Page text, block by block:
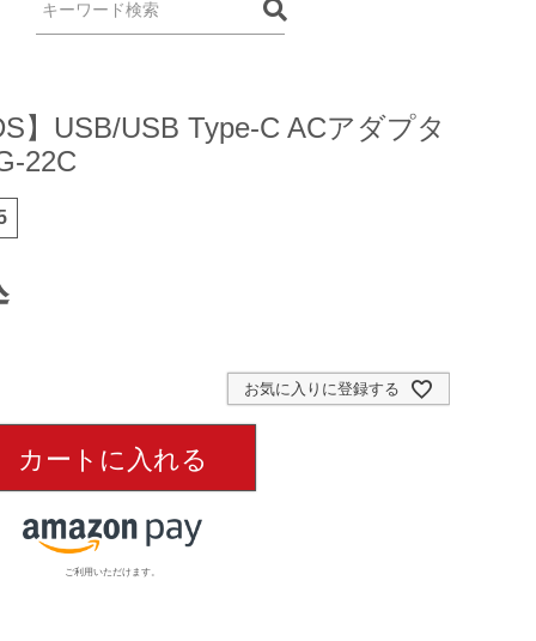
】USB/USB Type-C ACアダプタ
22C
お気に入りに登録する
カートに入れる
ご利用いただけます。